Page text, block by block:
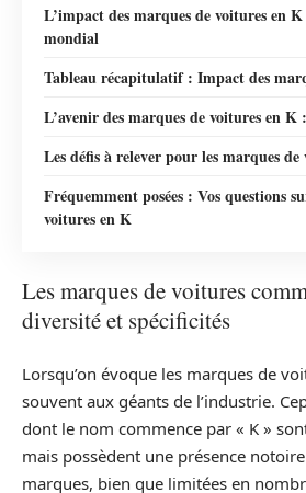
L’impact des marques de voitures en
mondial
Tableau récapitulatif : Impact des
L’avenir des marques de voitures en K
Les défis à relever pour les marques
Fréquemment posées : Vos questions
voitures en K
Les marques de voitures
diversité et spécificités
Lorsqu’on évoque les marques de
souvent aux géants de l’industrie.
dont le nom commence par « K »
mais possèdent une présence
marques, bien que limitées en